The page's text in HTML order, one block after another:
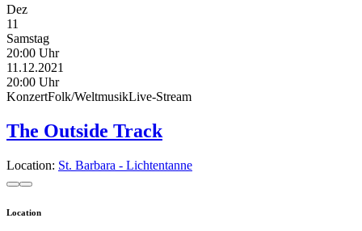
Dez
11
Samstag
20:00 Uhr
11.12.2021
20:00 Uhr
KonzertFolk/WeltmusikLive-Stream
The Outside Track
Location: St. Barbara - Lichtentanne
Location